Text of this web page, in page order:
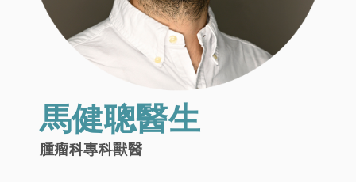
馬健聰醫生
腫瘤科專科獸醫